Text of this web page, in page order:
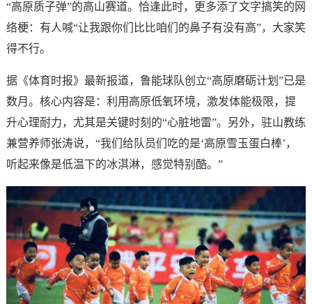
“高原质子弹”的高山赛道。恰逢此时，更多添了文字搞笑的网
络梗：有人喊“让我跟你们比比咱们的鼻子有没有高”，大家笑
得不行。
据《体育时报》最新报道，鲁能球队创立“高原磨砺计划”已是
数月。核心内容是：利用高原低氧环境，激发体能极限，提
升心理耐力，尤其是关键时刻的“心脏地雷”。另外，驻山教练
兼营养师张涛说，“我们给队员们吃的是‘高原雪玉蛋白棒’，
听起来像是低温下的冰淇淋，感觉特别酷。”